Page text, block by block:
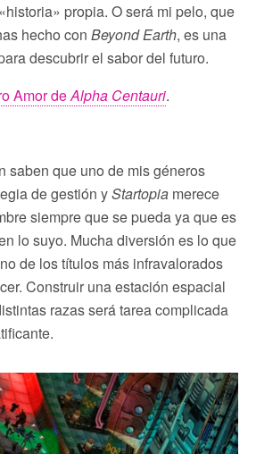
propia. O será mi pelo, que
hecho con Beyond Earth, es una
descubrir el sabor del futuro.
Amor deAlpha Centauri.
saben que uno de mis géneros
de gestión yStartopia merece
siempre que se pueda ya que es
lo suyo. Mucha diversión es lo que
de los títulos más infravalorados
Construir una estación espacial
razas será tarea complicada